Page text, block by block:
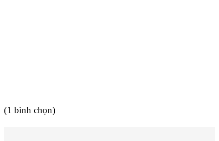
(1 bình chọn)